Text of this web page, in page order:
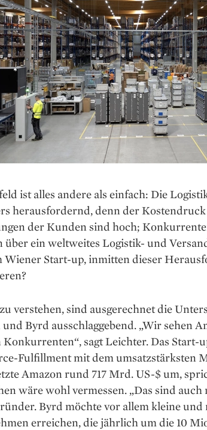
ist alles andere als einfach: Die
herausfordernd, denn der
der Kunden sind hoch;
über ein weltweites Logistik- und
Wiener Start-up, inmitten dieser
verstehen, sind ausgerechnet die
Byrd ausschlaggebend. „Wir sehen
sagt Leichter. Das Start-
Fulfillment mit dem umsatzstärksten
Amazon rund 717 Mrd. US-$ um,
wäre wohl vermessen. „Das sind
Byrd möchte vor allem kleine und
erreichen, die jährlich um die 10